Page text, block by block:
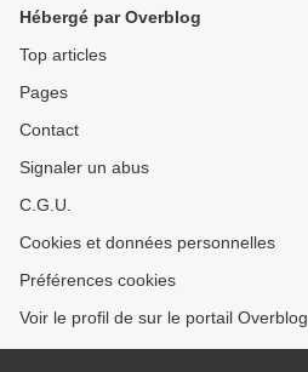
Hébergé par Overblog
Top articles
Pages
Contact
Signaler un abus
C.G.U.
Cookies et données personnelles
Préférences cookies
Voir le profil de sur le portail Overblog